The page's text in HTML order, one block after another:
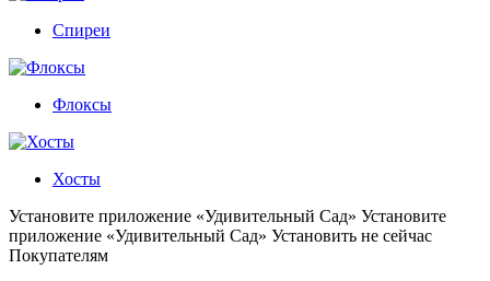
Спиреи
Флоксы
Хосты
Установите приложение «Удивительный Сад» Установите
приложение «Удивительный Сад» Установить не сейчас
Покупателям